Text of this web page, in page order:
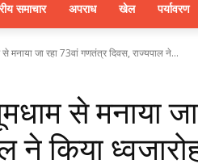
समाचार अपराध खेल पर्यावरण
मनाया जा रहा 73वां गणतंत्र दिवस, राज्यपाल ने...
से मनाया
ने किया